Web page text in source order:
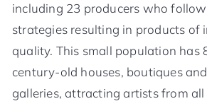
including 23 producers who
strategies resulting in products of
quality. This small population has
century-old houses, boutiques
galleries, attracting artists from all